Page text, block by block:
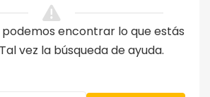
encontrar lo que estás
vez la búsqueda de ayuda.